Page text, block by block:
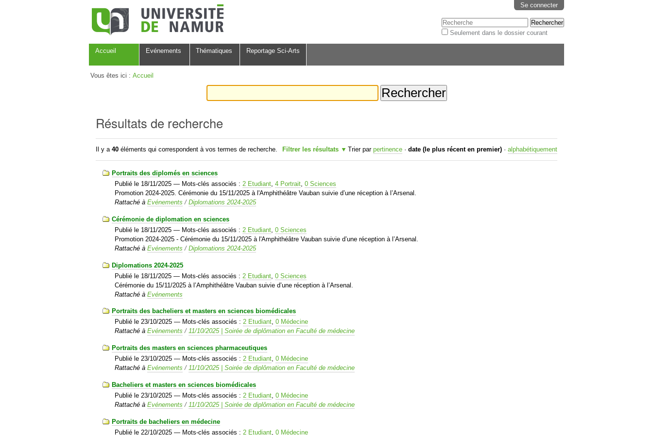
au
contenu.
navigation
personnels
Se connecter
Chercher par
Seulement dans le dossier courant
Navigation
Accueil Evénements Thématiques Reportage Sci-Arts
Vous êtes ici : Accueil
Résultats de recherche
Il y a40 éléments qui correspondent à vos termes de recherche. Filtrer les résultats Trier par pertinence · date (le plus récent en premier) · alphabétiquement
Portraits des diplomés en sciences
Publié le 18/11/2025 — Mots-clés associés : 2 Etudiant, 4 Portrait, 0 Sciences
Promotion 2024-2025. Cérémonie du 15/11/2025 à l'Amphithéâtre Vauban suivie d’une réception à l’Arsenal.
Rattaché à Evénements / Diplomations 2024-2025
Cérémonie de diplomation en sciences
Publié le 18/11/2025 — Mots-clés associés : 2 Etudiant, 0 Sciences
Promotion 2024-2025 - Cérémonie du 15/11/2025 à l'Amphithéâtre Vauban suivie d’une réception à l’Arsenal.
Rattaché à Evénements / Diplomations 2024-2025
Diplomations 2024-2025
Publié le 18/11/2025 — Mots-clés associés : 2 Etudiant, 0 Sciences
Cérémonie du 15/11/2025 à l’Amphithéâtre Vauban suivie d’une réception à l’Arsenal.
Rattaché à Evénements
Portraits des bacheliers et masters en sciences biomédicales
Publié le 23/10/2025 — Mots-clés associés : 2 Etudiant, 0 Médecine
Rattaché à Evénements / 11/10/2025 | Soirée de diplômation en Faculté de médecine
Portraits des masters en sciences pharmaceutiques
Publié le 23/10/2025 — Mots-clés associés : 2 Etudiant, 0 Médecine
Rattaché à Evénements / 11/10/2025 | Soirée de diplômation en Faculté de médecine
Bacheliers et masters en sciences biomédicales
Publié le 23/10/2025 — Mots-clés associés : 2 Etudiant, 0 Médecine
Rattaché à Evénements / 11/10/2025 | Soirée de diplômation en Faculté de médecine
Portraits de bacheliers en médecine
Publié le 22/10/2025 — Mots-clés associés : 2 Etudiant, 0 Médecine